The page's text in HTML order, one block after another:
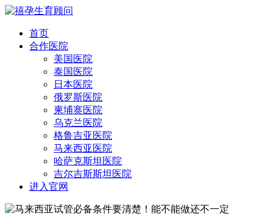
首页
合作医院
美国医院
泰国医院
日本医院
俄罗斯医院
柬埔寨医院
乌克兰医院
格鲁吉亚医院
马来西亚医院
哈萨克斯坦医院
吉尔吉斯斯坦医院
进入官网